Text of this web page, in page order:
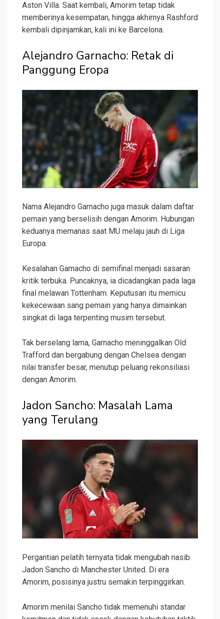
Aston Villa. Saat kembali, Amorim tetap tidak
memberinya kesempatan, hingga akhirnya Rashford
kembali dipinjamkan, kali ini ke Barcelona.
Alejandro Garnacho: Retak di
Panggung Eropa
Nama Alejandro Garnacho juga masuk dalam daftar
pemain yang berselisih dengan Amorim. Hubungan
keduanya memanas saat MU melaju jauh di Liga
Europa.
Kesalahan Garnacho di semifinal menjadi sasaran
kritik terbuka. Puncaknya, ia dicadangkan pada laga
final melawan Tottenham. Keputusan itu memicu
kekecewaan sang pemain yang hanya dimainkan
singkat di laga terpenting musim tersebut.
Tak berselang lama, Garnacho meninggalkan Old
Trafford dan bergabung dengan Chelsea dengan
nilai transfer besar, menutup peluang rekonsiliasi
dengan Amorim.
Jadon Sancho: Masalah Lama
yang Terulang
Pergantian pelatih ternyata tidak mengubah nasib
Jadon Sancho di Manchester United. Di era
Amorim, posisinya justru semakin terpinggirkan.
Amorim menilai Sancho tidak memenuhi standar